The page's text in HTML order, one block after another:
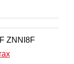
ZNNI8F